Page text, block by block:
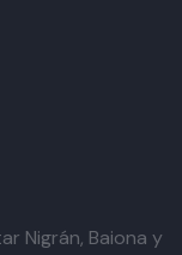
Nigrán, Baiona y